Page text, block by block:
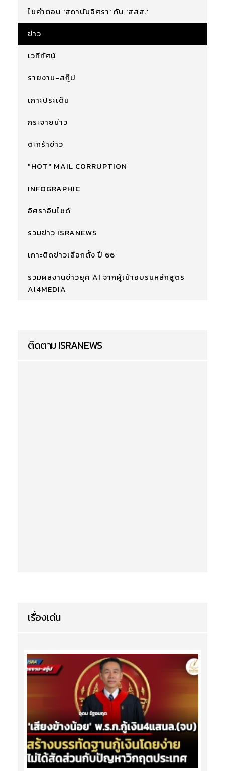
ไขคำตอบ 'สถาบันอิศรา' กับ 'สสส.'
ข่าว
เวทีทัศน์
รายงาน-สกู๊ป
เกาะประเด็น
กระจายข่าว
ตะกร้าข่าว
"HOT" MAIL CORRUPTION
INFOGRAPHIC
อิศราอินไซด์
รวมข่าว ISRANEWS
เกาะติดข่าวเลือกตั้ง ปี 66
รวมผลงานข่าวยุค AI จากผู้เข้าอบรมหลักสูตร
AI4MEDIA
ติดตาม ISRANEWS
เรื่องเด่น